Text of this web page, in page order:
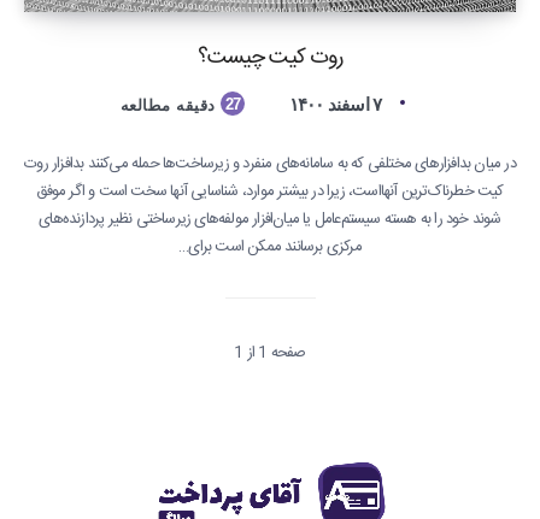
روت کیت چیست؟
۷ اسفند ۱۴۰۰ 27 دقیقه مطالعه
در میان بدافزارهای مختلفی که به سامانه‌های منفرد و زیرساخت‌ها حمله می‌کنند بدافزار روت
کیت خطرناک‌ترین آنهااست، زیرا در بیشتر موارد، شناسایی آنها سخت است و اگر موفق
شوند خود را به هسته سیستم‌عامل یا میان‌افزار مولفه‌های زیرساختی نظیر پردازنده‌های
مرکزی برسانند ممکن است برای…
صفحه 1 از 1